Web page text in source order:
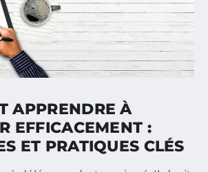
APPRENDRE À
EFFICACEMENT :
ET PRATIQUES CLÉS